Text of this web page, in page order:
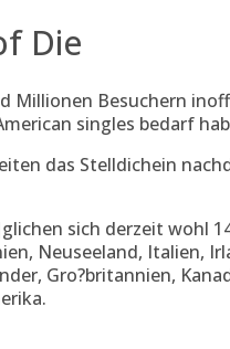
Die
Millionen Besuchern
singles bedarf
das Stelldichein
sich derzeit wohl
Neuseeland, Italien,
Gro?britannien,